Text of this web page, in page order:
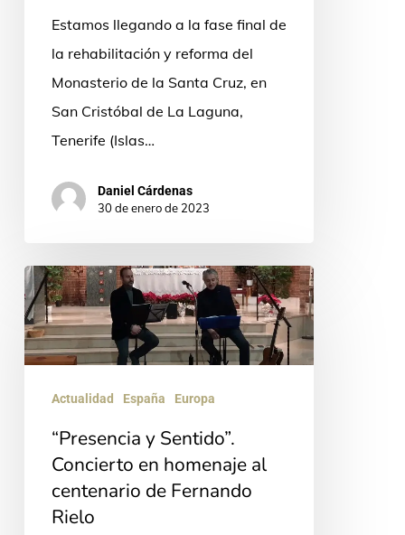
educativo
cultural
realidad.
España
Estamos llegando a la fase final de
la rehabilitación y reforma del
Monasterio de la Santa Cruz, en
San Cristóbal de La Laguna,
Tenerife (Islas…
Daniel Cárdenas
30 de enero de 2023
“Presencia
y
Sentido”.
Concierto
centenario
Actualidad España Europa
“Presencia y Sentido”.
Concierto en homenaje al
centenario de Fernando
Rielo